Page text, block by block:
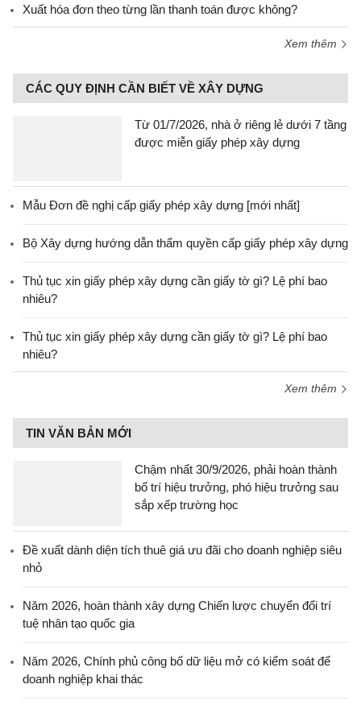
Xuất hóa đơn theo từng lần thanh toán được không?
Xem thêm
CÁC QUY ĐỊNH CẦN BIẾT VỀ XÂY DỰNG
Từ 01/7/2026, nhà ở riêng lẻ dưới 7 tầng
được miễn giấy phép xây dựng
Mẫu Đơn đề nghị cấp giấy phép xây dựng [mới nhất]
Bộ Xây dựng hướng dẫn thẩm quyền cấp giấy phép xây dựng
Thủ tục xin giấy phép xây dựng cần giấy tờ gì? Lệ phí bao
nhiêu?
Thủ tục xin giấy phép xây dựng cần giấy tờ gì? Lệ phí bao
nhiêu?
Xem thêm
TIN VĂN BẢN MỚI
Chậm nhất 30/9/2026, phải hoàn thành
bố trí hiệu trưởng, phó hiệu trưởng sau
sắp xếp trường học
Đề xuất dành diện tích thuê giá ưu đãi cho doanh nghiệp siêu
nhỏ
Năm 2026, hoàn thành xây dựng Chiến lược chuyển đổi trí
tuệ nhân tạo quốc gia
Năm 2026, Chính phủ công bố dữ liệu mở có kiểm soát để
doanh nghiệp khai thác